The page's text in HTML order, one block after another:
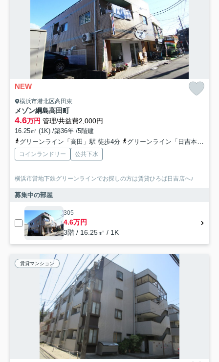
NEW
横浜市港北区高田東
メゾン綱島高田町
4.6万円 管理/共益費2,000円
16.25㎡ (1K) /築36年 /5階建
グリーンライン「高田」駅 徒歩4分
グリーンライン「日吉本町」駅 徒歩13分
コインランドリー 公共下水
横浜市営地下鉄グリーンラインでお探しの方は賃貸ひろば日吉店へ♪
募集中の部屋
305
4.6万円
3階 / 16.25㎡ / 1K
賃貸マンション